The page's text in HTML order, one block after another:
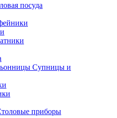
посуда
Супницы и
приборы